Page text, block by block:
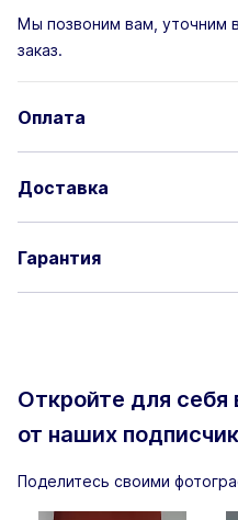
Мы позвоним вам, уточним
заказ.
Оплата
Доставка
Гарантия
Откройте для
от наших
Поделитесь своими